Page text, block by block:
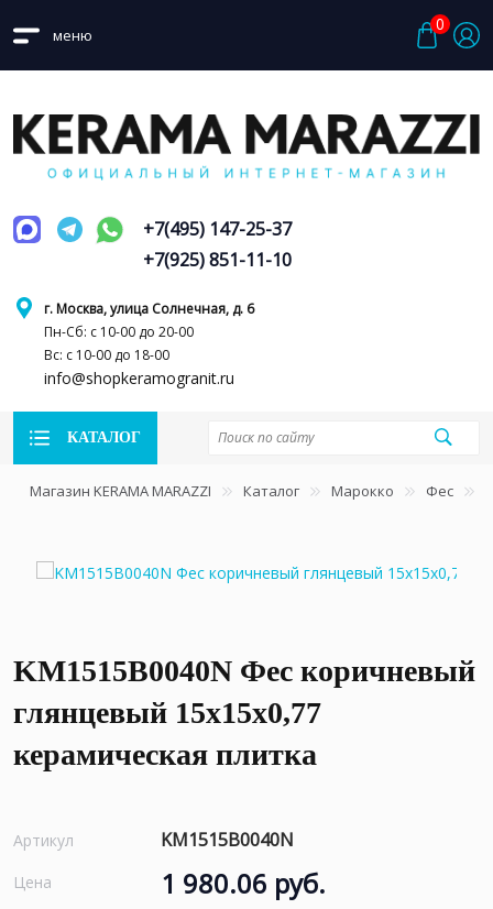
меню
0
г. Москва, улица Солнечная, д. 6
Пн-Сб: с 10-00 до 20-00
Вс: с 10-00 до 18-00
info@shopkeramogranit.ru
+7(495) 147-25-37
+7(925) 851-11-10
КАТАЛОГ
Магазин KERAMA MARAZZI Каталог Марокко Фес
KM1515B0040N Фес коричневый
глянцевый 15x15x0,77
керамическая плитка
Артикул KM1515B0040N
Цена 1 980.06 руб.